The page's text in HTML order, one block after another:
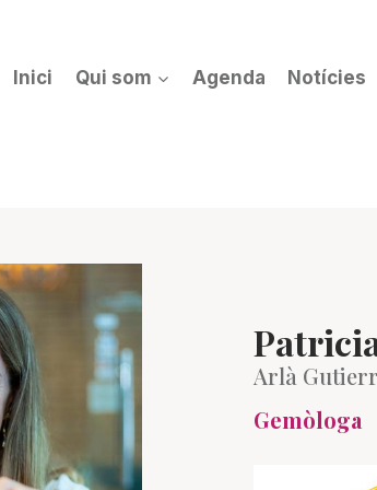
Inici Qui som Agenda Notícies
Arlà
Gemòloga